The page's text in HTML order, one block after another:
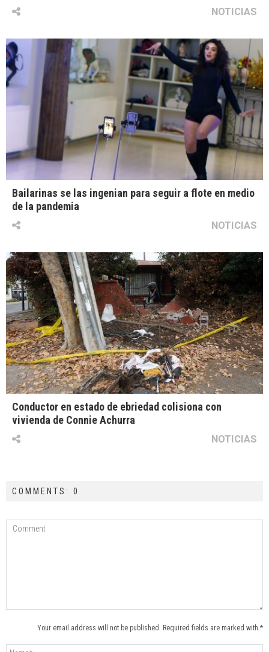
NOTICIAS
Bailarinas se las ingenian para seguir a flote en medio
de la pandemia
NOTICIAS
Conductor en estado de ebriedad colisiona con
vivienda de Connie Achurra
NOTICIAS
COMMENTS: 0
Your email address will not be published. Required fields are marked with *